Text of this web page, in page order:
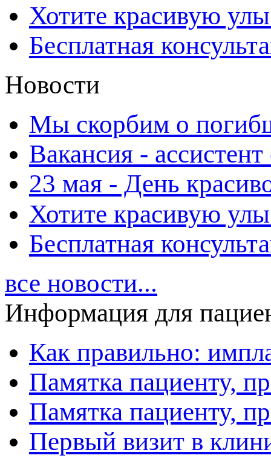
Хотите красивую
Бесплатная
Новости
Мы скорбим о
Вакансия - ассистент
23 мая - День
Хотите красивую
Бесплатная
все новости...
Информация для
Как правильно:
Памятка пациенту,
Памятка пациенту,
Первый визит в